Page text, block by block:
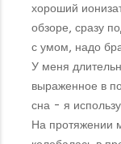
хороший
обзоре, сразу
с умом, надо
У меня
выраженное в
сна - я
На протяжении